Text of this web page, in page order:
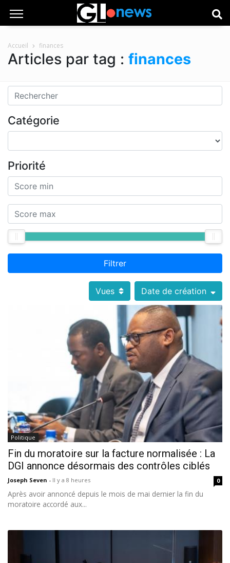
Accueil finances
Articles par tag : finances
Catégorie
Priorité
Filtrer
Vues Date de création
Politique
Fin du moratoire sur la facture normalisée : La
DGI annonce désormais des contrôles ciblés
Joseph Seven - Il y a 8 heures 0
Après avoir annoncé depuis le mois de mai dernier la fin du
moratoire accordé aux...